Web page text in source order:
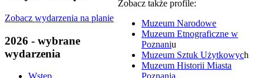
Zobacz wydarzenia na planie
2026 - wybrane
wydarzenia
Zobacz także profile:
Muzeum Narodowe
Muzeum Etnograficzne w
Poznaniu
Muzeum Sztuk Użytkowych
Muzeum Historii Miasta
Poznania